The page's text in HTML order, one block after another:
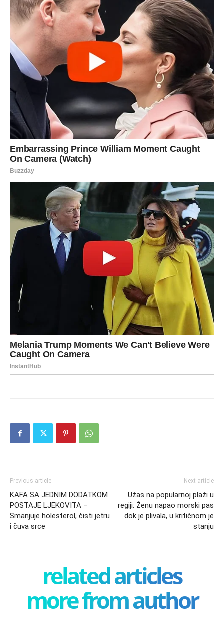
Previous article
KAFA SA JEDNIM DODATKOM
POSTAJE LJEKOVITA –
Smanjuje holesterol, čisti jetru
i čuva srce
Next article
Užas na popularnoj plaži u
regiji: Ženu napao morski pas
dok je plivala, u kritičnom je
stanju
related articles
more from author